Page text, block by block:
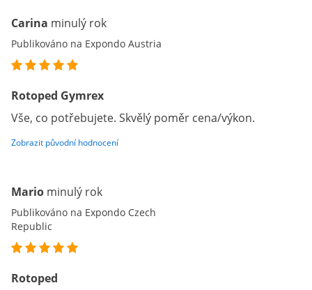
Carina minulý rok
Publikováno na Expondo Austria
Rotoped Gymrex
Vše, co potřebujete. Skvělý poměr cena/výkon.
Zobrazit původní hodnocení
Mario minulý rok
Publikováno na Expondo Czech
Republic
Rotoped